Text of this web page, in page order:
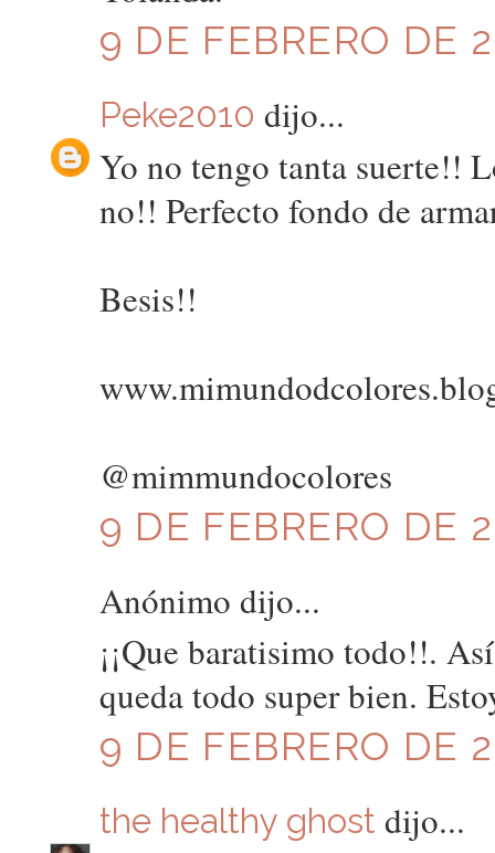
9 DE FEBRERO DE
Peke2010 dijo...
Yo no tengo tanta suerte!!
no!! Perfecto fondo de
Besis!!
@mimmundocolores
9 DE FEBRERO DE
Anónimo dijo...
¡¡Que baratisimo todo!!.
queda todo super bien.
9 DE FEBRERO DE
the healthy ghost dijo...